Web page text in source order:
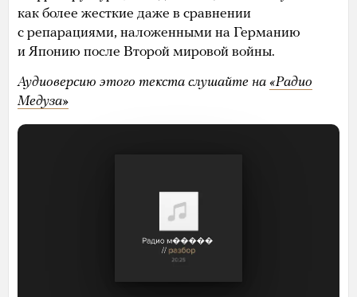
как более жесткие даже в сравнении
с репарациями, наложенными на Германию
и Японию после Второй мировой войны.
Аудиоверсию этого текста слушайте на «Радио
Медуза»